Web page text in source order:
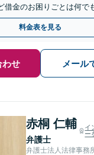
借金のお困りごとは何で
善の解決をご提案【土曜
料金表を見る
わせ メール
赤桐 仁輔
弁護士
イ
ー
弁護士法人法律事務